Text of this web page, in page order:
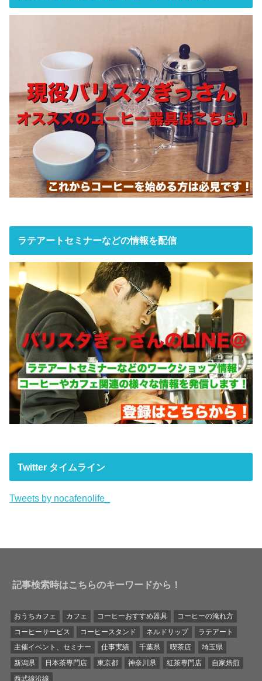
ラテアートセミナーなどの情報を配信
Twitter タイムライン
Tweets by nocafenolife_
記事検索時はこちらのキーワードから！
おうちカフェ カフェ コーヒーおすすめ器具
コーヒーの淹れ方
コーヒーサービス
コーヒースタンド ネルドリップ
ラテアート
主催イベント、セミナー
仕事実績 千葉県 喫茶店
埼玉県
新潟県
日本茶専門店 東京都 神奈川県 紅茶専門店
自家焙煎
西武線沿線